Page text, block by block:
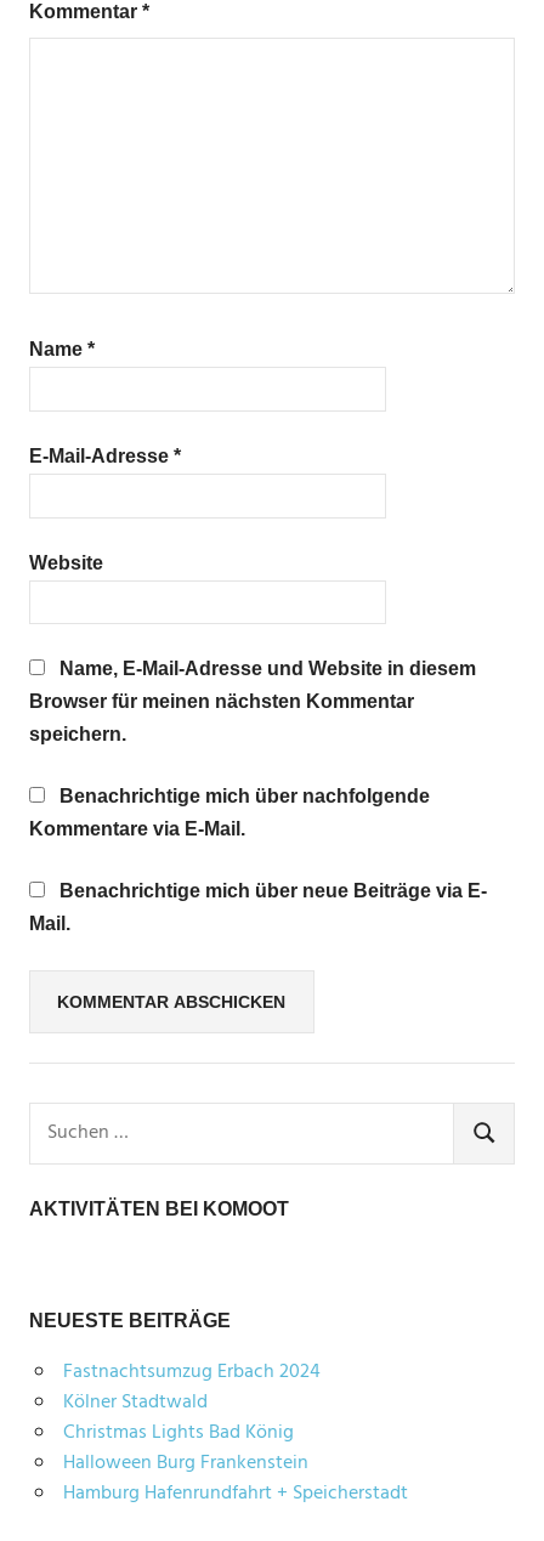
Kommentar *
Name *
E-Mail-Adresse *
Website
Name, E-Mail-Adresse und Website in diesem
Browser für meinen nächsten Kommentar
speichern.
Benachrichtige mich über nachfolgende
Kommentare via E-Mail.
Benachrichtige mich über neue Beiträge via E-
Mail.
nach:
SUCHEN
AKTIVITÄTEN BEI KOMOOT
NEUESTE BEITRÄGE
Fastnachtsumzug Erbach 2024
Kölner Stadtwald
Christmas Lights Bad König
Halloween Burg Frankenstein
Hamburg Hafenrundfahrt + Speicherstadt